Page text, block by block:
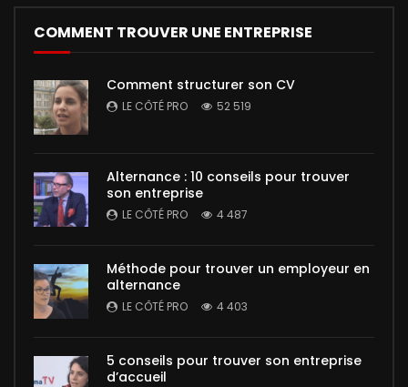
COMMENT TROUVER UNE ENTREPRISE
Comment structurer son CV
LE CÔTÉ PRO 52 519
Alternance : 10 conseils pour trouver
son entreprise
LE CÔTÉ PRO 4 487
Méthode pour trouver un employeur en
alternance
LE CÔTÉ PRO 4 403
5 conseils pour trouver son entreprise
d’accueil